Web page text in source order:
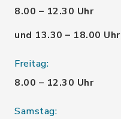
8.00 – 12.30 Uhr
und 13.30 – 18.00 Uhr
Freitag:
8.00 – 12.30 Uhr
Samstag: